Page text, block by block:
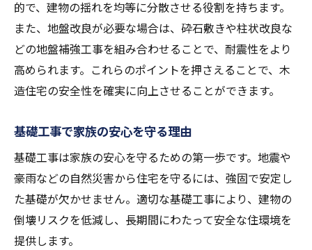
的で、建物の揺れを均等に分散させる役割を持ちます。
また、地盤改良が必要な場合は、砕石敷きや柱状改良な
どの地盤補強工事を組み合わせることで、耐震性をより
高められます。これらのポイントを押さえることで、木
造住宅の安全性を確実に向上させることができます。
基礎工事で家族の安心を守る理由
基礎工事は家族の安心を守るための第一歩です。地震や
豪雨などの自然災害から住宅を守るには、強固で安定し
た基礎が欠かせません。適切な基礎工事により、建物の
倒壊リスクを低減し、長期間にわたって安全な住環境を
提供します。